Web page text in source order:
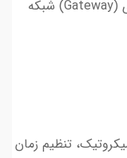
در قسمت “Gateway”، آدرس IP گیت‌وی (Gateway) شبکه
تنظیم زمان